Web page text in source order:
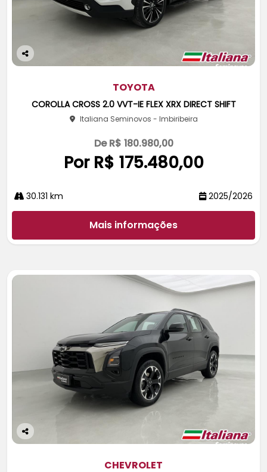
Co
TOYOTA
COROLLA CROSS 2.0 VVT-IE FLEX XRX DIRECT SHIFT
Italiana Seminovos - Imbiribeira
De R$ 180.980,00
Por R$ 175.480,00
30.131 km 2025/2026
Mais informações
Co
CHEVROLET